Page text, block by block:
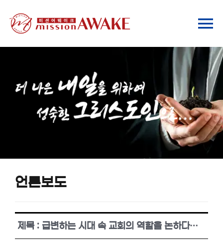
content
사역안내
커뮤니티
언론보도
제목 : 급변하는 시대 속 교회의 역할을 논하다…